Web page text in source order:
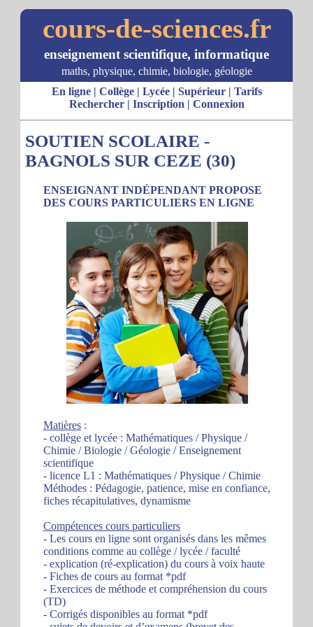
cours-de-sciences.fr
enseignement scientifique, informatique
maths, physique, chimie, biologie, géologie
En ligne| Collège| Lycée| Supérieur| Tarifs
Rechercher| Inscription | Connexion
SOUTIEN SCOLAIRE -
BAGNOLS SUR CEZE (30)
ENSEIGNANT INDÉPENDANT PROPOSE
DES COURS PARTICULIERS EN LIGNE
Matières :
- collège et lycée : Mathématiques / Physique /
Chimie / Biologie / Géologie / Enseignement
scientifique
- licence L1 : Mathématiques / Physique / Chimie
Méthodes : Pédagogie, patience, mise en confiance,
fiches récapitulatives, dynamisme
Compétences cours particuliers
- Les cours en ligne sont organisés dans les mêmes
conditions comme au collège / lycée / faculté
- explication (ré-explication) du cours à voix haute
- Fiches de cours au format *pdf
- Exercices de méthode et compréhension du cours
(TD)
- Corrigés disponibles au format *pdf